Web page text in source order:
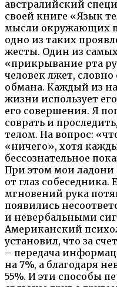
австралийский
своей книге «Язык
мысли окружающих
одно из таких
жесты. Один из
«прикрывание рта
человек лжет, словно
обмана. Каждый из
жизни использует
его совершения. Я
соврать и
телом. На вопрос:
«ничего», хотя
бессознательное
При этом мои ладони
от глаз собеседника.
мгновений рука
появились
и невербальными
Американский
установил, что за
– передача
на 7%, а благодаря
55%. И эти способы